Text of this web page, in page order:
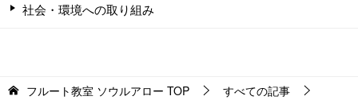
社会・環境への取り組み
フルート教室 ソウルアロー TOP
すべての記事